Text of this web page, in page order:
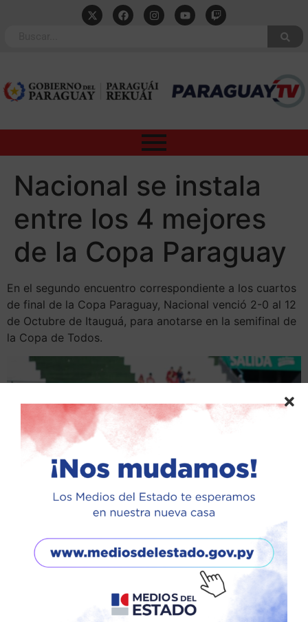
Nacional se instala
entre los 4 mejores
de la Copa Paraguay
En el segundo encuentro correspondiente a los cuartos
de final de la Copa Paraguay, Nacional venció 2-0 al 12
de Octubre de Itauguá, para anotarse en la semifinal de
la Copa de Todos.
Hugo Benítez y Hugo Valdez anotaron los goles para la
Academia, que en la siguiente instancia se medirá con el
vencedor del duelo Cerro Porteño vs. General Caballero